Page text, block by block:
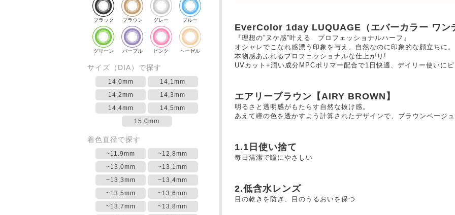
ブラック ブラウン グレー ブルー
グリーン パープル ピンク ヘーゼル
サイズ（DIA）で探す
14,0mm
14,1mm
14,2mm
14,3mm
14,4mm
14,5mm
15,0mm
着色直径で探す
~11.9mm
~12,8mm
~13,0mm
~13,1mm
~13,3mm
~13,4mm
~13,5mm
~13,6mm
~13,7mm
~13,8mm
EverColor 1day LUQUAGE（エバーカラー ワン
『理想の”ヌケ感”叶える プロフェッショナルハーフ』
オシャレでこなれ感漂う印象を与え、自然なのに印象的な顔立ちに。
本物感あふれるプロフェッショナルな仕上がり!
UVカット+潤い成分MPCポリマー配合で1日快適、デイリー使いに
エアリーブラウン【AIRY BROWN】
明るさと透明感がもたらす自然な抜け感。
あえて瞳の色を透かすよう計算されたデザインで、ブラウンベージ
1.1日使い捨て
毎日清潔で瞳にやさしい
2.低含水レンズ
目の乾きを防ぎ、目のうるおいを保つ